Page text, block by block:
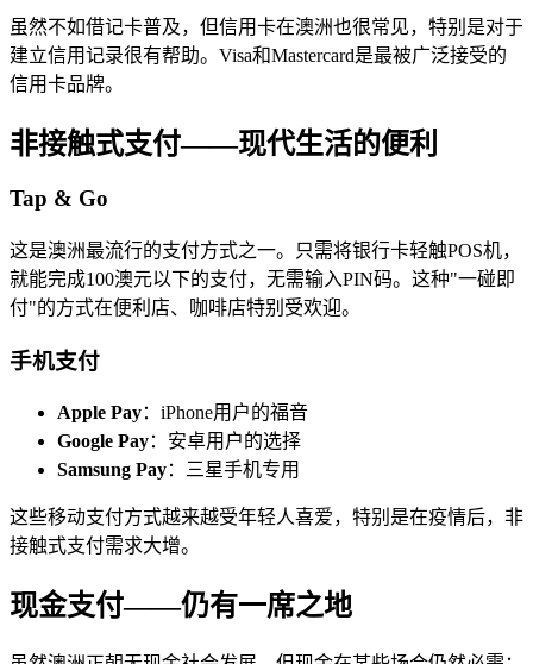
虽然不如借记卡普及，但信用卡在澳洲也很常见，特别是对于
建立信用记录很有帮助。Visa和Mastercard是最被广泛接受的
信用卡品牌。
非接触式支付——现代生活的便利
Tap & Go
这是澳洲最流行的支付方式之一。只需将银行卡轻触POS机，
就能完成100澳元以下的支付，无需输入PIN码。这种"一碰即
付"的方式在便利店、咖啡店特别受欢迎。
手机支付
Apple Pay：iPhone用户的福音
Google Pay：安卓用户的选择
Samsung Pay：三星手机专用
这些移动支付方式越来越受年轻人喜爱，特别是在疫情后，非
接触式支付需求大增。
现金支付——仍有一席之地